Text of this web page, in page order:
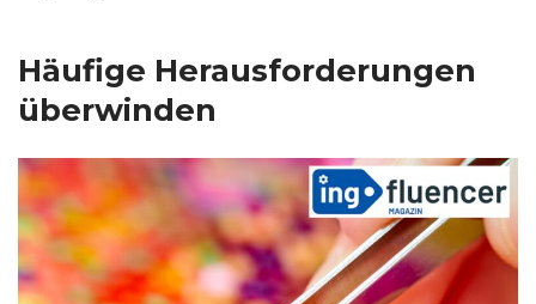
Häufige Herausforderungen
überwinden